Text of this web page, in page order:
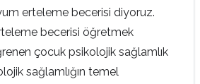
erteleme becerisi diyoruz.
becerisi öğretmek
çocuk psikolojik sağlamlık
sağlamlığın temel